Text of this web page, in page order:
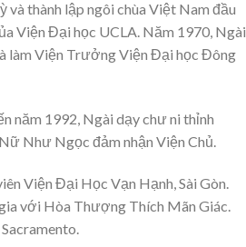
và thành lập ngôi chùa Việt Nam đầu
Viện Đại học UCLA. Năm 1970, Ngài
làm Viện Trưởng Viện Đại học Đông
năm 1992, Ngài dạy chư ni thỉnh
Như Ngọc đảm nhận Viện Chủ.
Viện Đại Học Vạn Hạnh, Sài Gòn.
với Hòa Thượng Thích Mãn Giác.